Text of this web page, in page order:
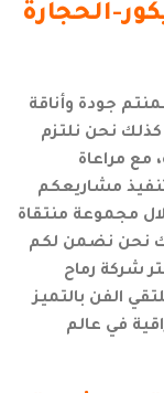
الحجارة
جودة وأناقة
نحن نلتزم
مع مراعاة
مشاريعكم
مجموعة منتقاة
نحن نضمن لكم
شركة رماح
الفن بالتميز
في عالم